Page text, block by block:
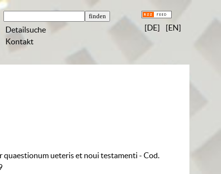
Detailsuche
Kontakt
[DE] [EN]
quaestionum ueteris et noui testamenti - Cod.